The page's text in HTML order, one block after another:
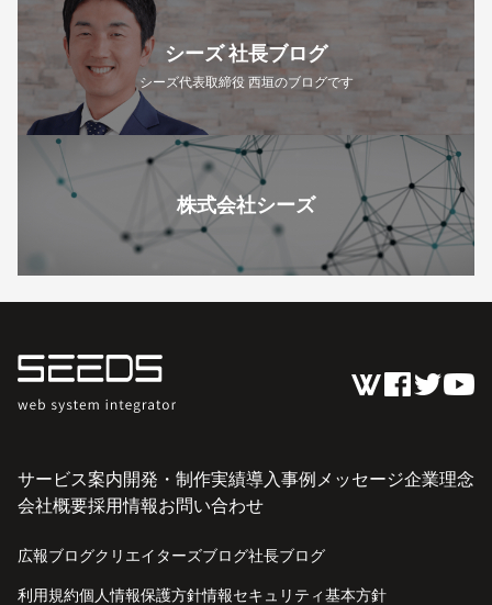
シーズ 社長ブログ
シーズ代表取締役 西垣のブログです
株式会社シーズ
サービス案内開発・制作実績導入事例メッセージ企業理念
会社概要採用情報お問い合わせ
広報ブログクリエイターズブログ社長ブログ
利用規約個人情報保護方針情報セキュリティ基本方針